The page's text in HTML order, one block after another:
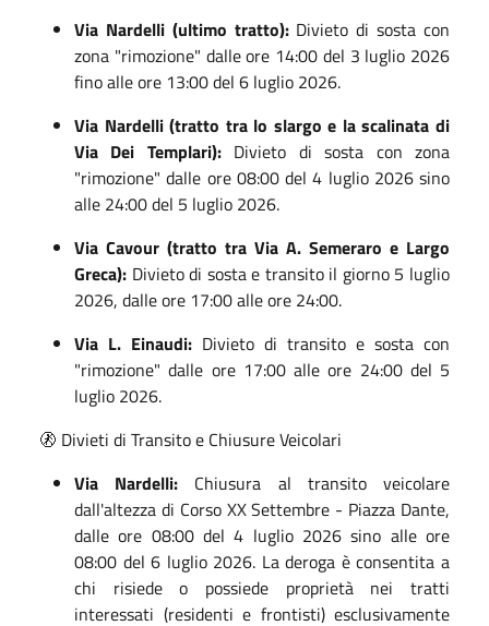
Via Nardelli (ultimo tratto):Divieto di sosta con
zona "rimozione" dalle ore 14:00 del 3 luglio 2026
fino alle ore 13:00 del 6 luglio 2026.
Via Nardelli (tratto tra lo slargo e la scalinata di
Via Dei Templari):Divieto di sosta con zona
"rimozione" dalle ore 08:00 del 4 luglio 2026 sino
alle 24:00 del 5 luglio 2026.
Via Cavour (tratto tra Via A. Semeraro e Largo
Greca): Divieto di sosta e transito il giorno 5 luglio
2026, dalle ore 17:00 alle ore 24:00.
Via L. Einaudi: Divieto di transito e sosta con
"rimozione" dalle ore 17:00 alle ore 24:00 del 5
luglio 2026.
🚷 Divieti di Transito e Chiusure Veicolari
Via Nardelli: Chiusura al transito veicolare
dall'altezza di Corso XX Settembre - Piazza Dante,
dalle ore 08:00 del 4 luglio 2026 sino alle ore
08:00 del 6 luglio 2026. La deroga è consentita a
chi risiede o possiede proprietà nei tratti
interessati (residenti e frontisti) esclusivamente